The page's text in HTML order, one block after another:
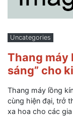
Uncategories
Thang máy
sáng” cho
Thang máy lồng
cùng hiện đại, trở
xa hoa cho các